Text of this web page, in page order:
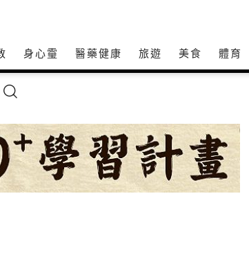
身心𩆜 醫藥健康 旅遊 美食 體育